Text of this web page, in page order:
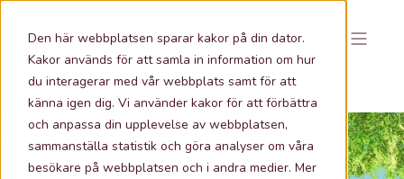
Den här webbplatsen sparar kakor på din dator.
Kakor används för att samla in information om hur
du interagerar med vår webbplats samt för att
känna igen dig. Vi använder kakor för att förbättra
och anpassa din upplevelse av webbplatsen,
sammanställa statistik och göra analyser om våra
besökare på webbplatsen och i andra medier. Mer